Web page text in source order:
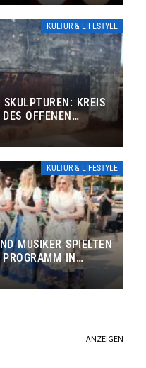
KULTUR & LIFESTYLE
KREIS
OFFENEN
KULTUR & LIFESTYLE
MUSIKER SPIELTEN
PROGRAMM IN
ANZEIGEN